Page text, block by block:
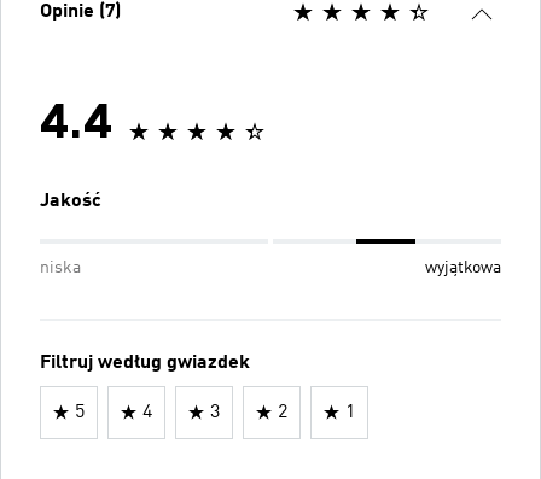
Opinie (7)
4.4
Jakość
niska wyjątkowa
Filtruj według gwiazdek
5 4 3 2 1